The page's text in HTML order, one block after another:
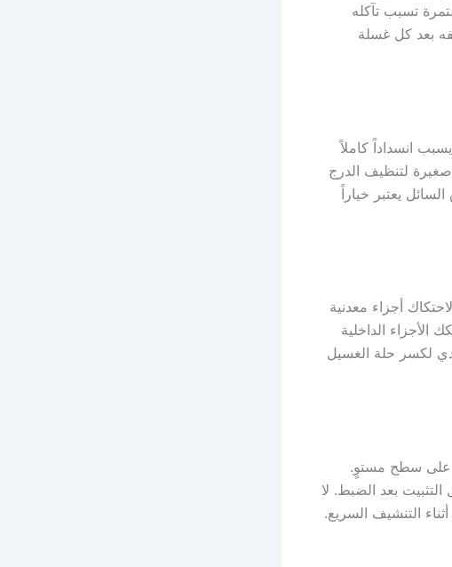
تسبب تآكله
بعد كل غسلة
انسداداً كاملاً
صغيرة لتنظيف الدرج
يعتبر خياراً
أجزاء معدنية
الأجزاء الداخلية
لكسر حلة الغسيل
على سطح مستوٍ.
بعد الضبط. لا
التنشيف السريع.